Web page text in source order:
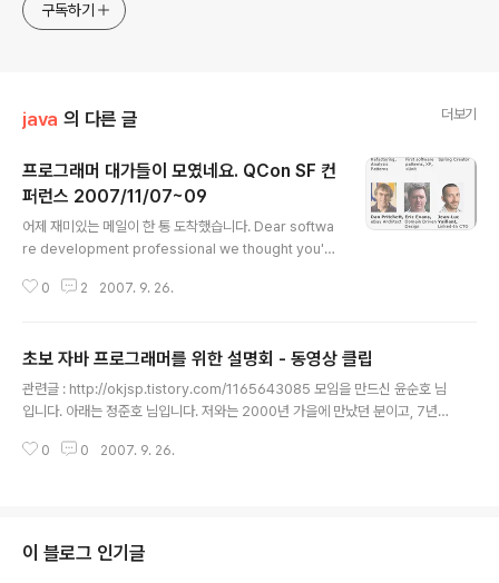
구독하기
java 의 다른 글 더보기
프로그래머 대가들이 모였네요. QCon SF 컨
퍼런스 2007/11/07~09
어제 재미있는 메일이 한 통 도착했습니다. Dear softwa
re development professional we thought you'd
nference Nov 7-9, a enterprise software devel
speakers such as: Martin Fowler, Refactoring, A
nalysis Patterns Kent Beck, XP, JUnit, Patterns P
hilip Rosedale, Creator of Second Life ..
0 2 2007. 9. 26.
초보 자바 프로그래머를 위한 설명회 - 동영상 클립
관련글 : http://okjsp.tistory.com/1165643085 모임을 만드신 윤순호 님
입니다. 아래는 정준호 님입니다. 저와는 2000년 가을에 만났던 분이고, 7년만
0 0 2007. 9. 26.
이 블로그 인기글